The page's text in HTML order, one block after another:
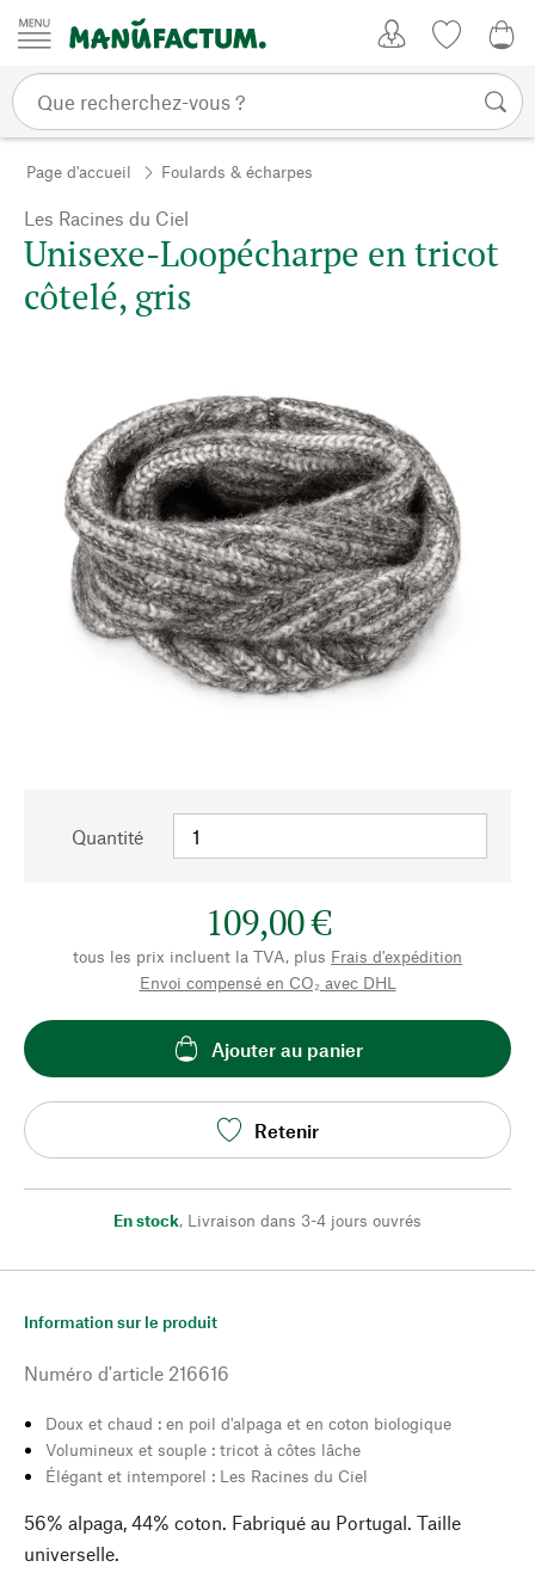
Passer au contenu
Page d'accueil Foulards & écharpes
Les Racines du Ciel
Unisexe-Loopécharpe en tricot
côtelé, gris
Quantité
109,00 €
tous les prix incluent la TVA, plus Frais d'expédition
Envoi compensé en CO₂ avec DHL
Ajouter au panier
Retenir
En stock, Livraison dans 3-4 jours ouvrés
Information sur le produit
Numéro d'article 216616
Doux et chaud : en poil d'alpaga et en coton biologique
Volumineux et souple : tricot à côtes lâche
Élégant et intemporel : Les Racines du Ciel
56% alpaga, 44% coton. Fabriqué au Portugal. Taille
universelle.